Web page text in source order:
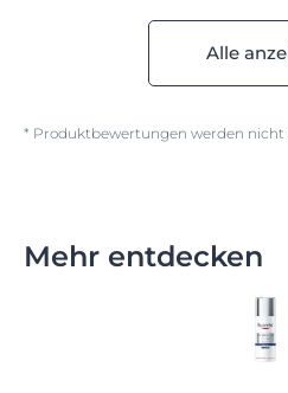
Alle
* Produktbewertungen werden nicht
Mehr entdecken